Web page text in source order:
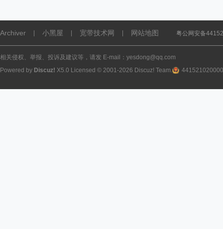
Archiver 小黑屋 宽带技术网 网站地图 粤公网安备
相关侵权、举报、投诉及建议等，请发 E-mail：yesdong@qq.com
Powered by Discuz! X5.0 Licensed © 2001-2026 Discuz! Team.